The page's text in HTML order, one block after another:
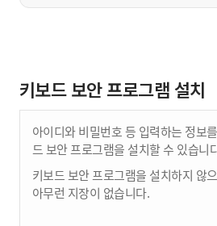
키보드 보안 프로그램 설치
아이디와 비밀번호 등 입력하는 정보
드 보안 프로그램을 설치할 수 있습니
키보드 보안 프로그램을 설치하지 않
아무런 지장이 없습니다.